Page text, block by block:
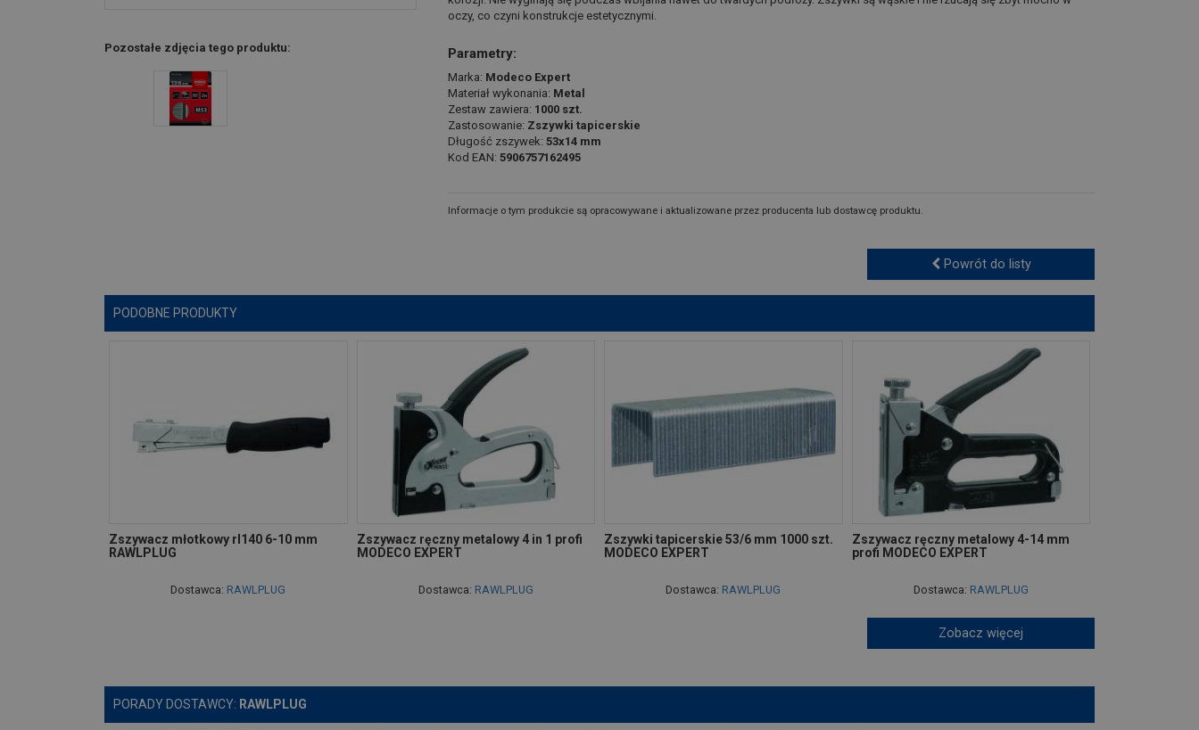
Pozostałe zdjęcia tego produktu:
oczy, co czyni konstrukcje estetycznymi.
Parametry:
Marka: Modeco Expert
Materiał wykonania: Metal
Zestaw zawiera: 1000 szt.
Zastosowanie: Zszywki tapicerskie
Długość zszywek: 53x14 mm
Kod EAN: 5906757162495
Informacje o tym produkcie są opracowywane i aktualizowane przez producenta lub dostawcę produktu.
Powrót do listy
PODOBNE PRODUKTY
Zszywacz młotkowy rl140 6-10 mm
RAWLPLUG
Dostawca: RAWLPLUG
Zszywacz ręczny metalowy 4 in 1 profi
MODECO EXPERT
Dostawca: RAWLPLUG
Zszywki tapicerskie 53/6 mm 1000 szt.
MODECO EXPERT
Dostawca: RAWLPLUG
Zszywacz ręczny metalowy 4-14 mm
profi MODECO EXPERT
Dostawca: RAWLPLUG
Zobacz więcej
PORADY DOSTAWCY: RAWLPLUG